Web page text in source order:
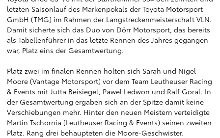
letzten Saisonlauf des Markenpokals der Toyota Motorsport
GmbH (TMG) im Rahmen der Langstreckenmeisterschaft VLN.
Damit sicherte sich das Duo von Dörr Motorsport, das bereits
als Tabellenführer in das letzte Rennen des Jahres gegangen
war, Platz eins der Gesamtwertung.
Platz zwei im finalen Rennen holten sich Sarah und Nigel
Moore (Vantage Motorsport) vor dem Team Leutheuser Racing
& Events mit Jutta Beisiegel, Pawel Ledwon und Ralf Goral. In
der Gesamtwertung ergaben sich an der Spitze damit keine
Verschiebungen mehr. Hinter den neuen Meistern verteidigte
Martin Tschornia (Leutheuser Racing & Events) seinen zweiten
Platz. Rang drei behaupteten die Moore-Geschwister.